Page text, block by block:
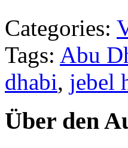
Categories:
Tags: Abu
dhabi, jebel
Über den